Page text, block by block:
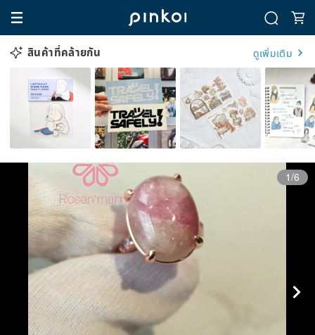
สินค้าที่คล้ายกัน ดูเพิ่มเติม
1/6